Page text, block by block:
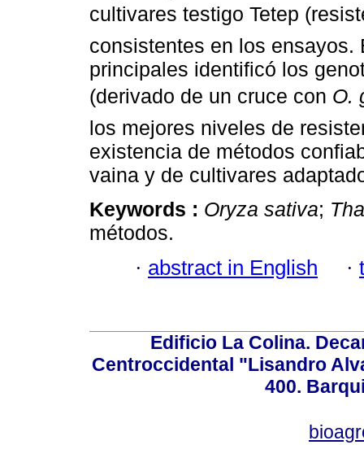
cultivares testigo Tetep
consistentes en los
principales identificó los
(derivado de un cruce con O.
los mejores niveles de
existencia de métodos
vaina y de cultivares
Keywords : Oryza sativa;
métodos.
· abstract in English ·
Edificio La Colina.
Centroccidental "Lisandro
400.